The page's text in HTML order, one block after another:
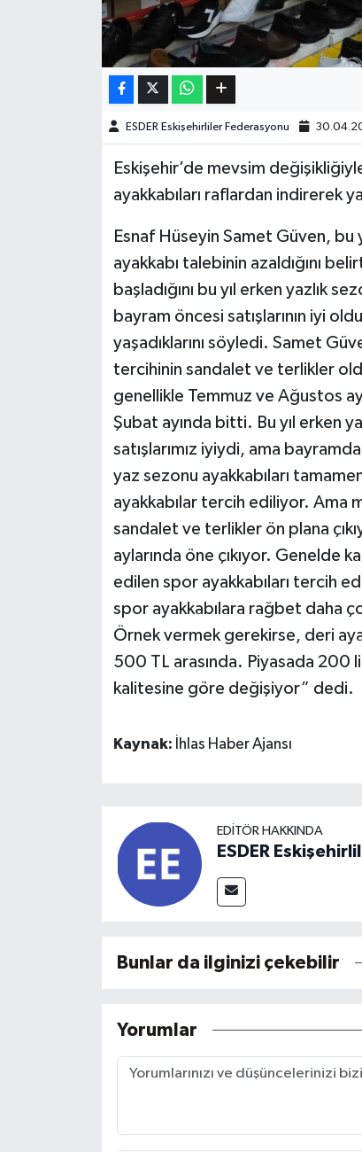
ESDER Eskişehirliler Federasyonu
Eskişehir’de mevsim değişikliğiyle
ayakkabıları raflardan indirerek
Esnaf Hüseyin Samet Güven, bu
ayakkabı talebinin azaldığını
başladığını bu yıl erken yazlık
bayram öncesi satışlarının iyi
yaşadıklarını söyledi. Samet
tercihinin sandalet ve terlikler
genellikle Temmuz ve Ağustos
Şubat ayında bitti. Bu yıl erken
satışlarımız iyiydi, ama
yaz sezonu ayakkabıları
ayakkabılar tercih ediliyor. Ama
sandalet ve terlikler ön plana
aylarında öne çıkıyor. Genelde
edilen spor ayakkabıları tercih
spor ayakkabılara rağbet daha
Örnek vermek gerekirse, deri
500 TL arasında. Piyasada 200
kalitesine göre değişiyor” dedi.
Kaynak: İhlas Haber Ajansı
EDITÖR HAKKINDA
ESDER
Bunlar da ilginizi çekebilir
Yorumlar